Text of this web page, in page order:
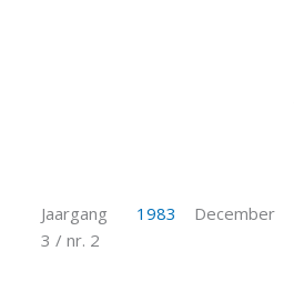
Jaargang
3 / nr. 2
1983 December